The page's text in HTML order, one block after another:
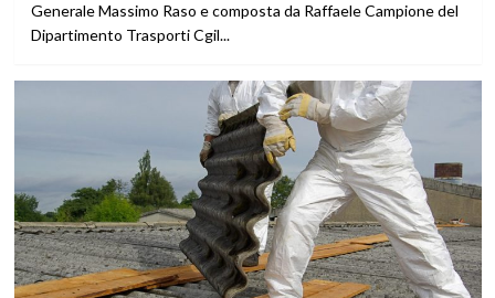
Generale Massimo Raso e composta da Raffaele Campione del
Dipartimento Trasporti Cgil...